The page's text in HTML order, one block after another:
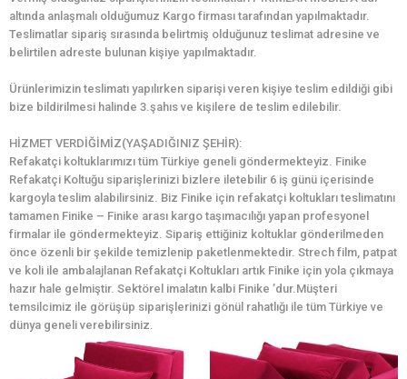
altında anlaşmalı olduğumuz Kargo firması tarafından yapılmaktadır.
Teslimatlar sipariş sırasında belirtmiş olduğunuz teslimat adresine ve
belirtilen adreste bulunan kişiye yapılmaktadır.
Ürünlerimizin teslimatı yapılırken siparişi veren kişiye teslim edildiği gibi
bize bildirilmesi halinde 3.şahıs ve kişilere de teslim edilebilir.
HİZMET VERDİĞİMİZ(YAŞADIĞINIZ ŞEHİR):
Refakatçi koltuklarımızı tüm Türkiye geneli göndermekteyiz. Finike
Refakatçi Koltuğu siparişlerinizi bizlere iletebilir 6 iş günü içerisinde
kargoyla teslim alabilirsiniz. Biz Finike için refakatçi koltukları teslimatını
tamamen Finike – Finike arası kargo taşımacılığı yapan profesyonel
firmalar ile göndermekteyiz. Sipariş ettiğiniz koltuklar gönderilmeden
önce özenli bir şekilde temizlenip paketlenmektedir. Strech film, patpat
ve koli ile ambalajlanan Refakatçi Koltukları artık Finike için yola çıkmaya
hazır hale gelmiştir. Sektörel imalatın kalbi Finike ’dur.Müşteri
temsilcimiz ile görüşüp siparişlerinizi gönül rahatlığı ile tüm Türkiye ve
dünya geneli verebilirsiniz.